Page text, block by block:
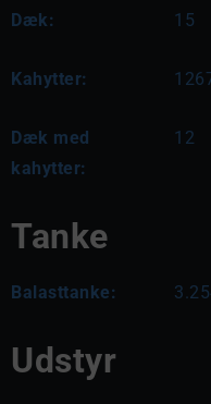
Dæk: 15
Kahytter:
Dæk med
kahytter:
12
Tanke
Balasttanke:
Udstyr